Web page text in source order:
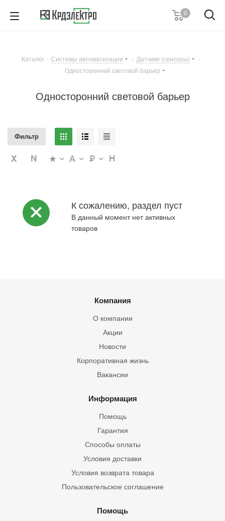
0
Заказать звонок
Каталог - Системы автоматизации - Датчики (сенсоры)
-
Односторонний световой барьер
Односторонний световой барьер
Фильтр
К сожалению, раздел пуст
В данный момент нет активных
товаров
Компания
О компании
Акции
Новости
Корпоративная жизнь
Вакансии
Информация
Помощь
Гарантия
Способы оплаты
Условия доставки
Условия возврата товара
Пользовательское соглашение
Помощь